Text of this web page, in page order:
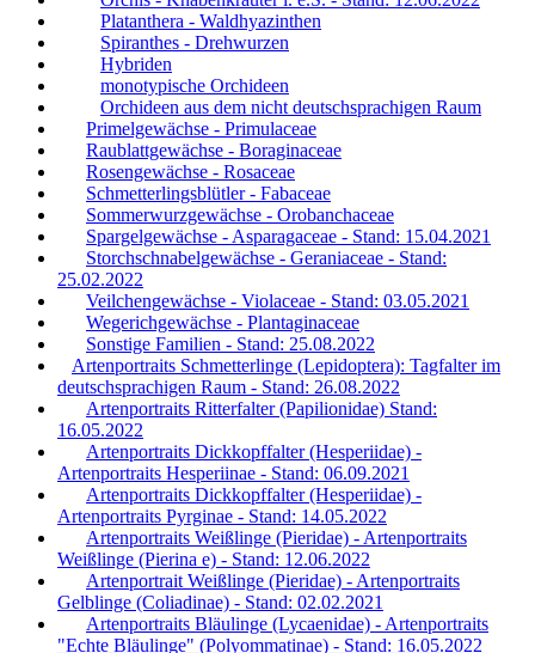
Platanthera - Waldhyazinthen
Spiranthes - Drehwurzen
Hybriden
monotypische Orchideen
Orchideen aus dem nicht deutschsprachigen Raum
Primelgewächse - Primulaceae
Raublattgewächse - Boraginaceae
Rosengewächse - Rosaceae
Schmetterlingsblütler - Fabaceae
Sommerwurzgewächse - Orobanchaceae
Spargelgewächse - Asparagaceae - Stand: 15.04.2021
Storchschnabelgewächse - Geraniaceae - Stand:
25.02.2022
Veilchengewächse - Violaceae - Stand: 03.05.2021
Wegerichgewächse - Plantaginaceae
Sonstige Familien - Stand: 25.08.2022
Artenportraits Schmetterlinge (Lepidoptera): Tagfalter im
deutschsprachigen Raum - Stand: 26.08.2022
Artenportraits Ritterfalter (Papilionidae) Stand:
16.05.2022
Artenportraits Dickkopffalter (Hesperiidae) -
Artenportraits Hesperiinae - Stand: 06.09.2021
Artenportraits Dickkopffalter (Hesperiidae) -
Artenportraits Pyrginae - Stand: 14.05.2022
Artenportraits Weißlinge (Pieridae) - Artenportraits
Weißlinge (Pierina e) - Stand: 12.06.2022
Artenportrait Weißlinge (Pieridae) - Artenportraits
Gelblinge (Coliadinae) - Stand: 02.02.2021
Artenportraits Bläulinge (Lycaenidae) - Artenportraits
"Echte Bläulinge" (Polyommatinae) - Stand: 16.05.2022